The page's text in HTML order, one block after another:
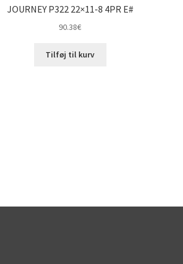
JOURNEY P322 22×11-8 4PR E#
90.38€
Tilføj til kurv